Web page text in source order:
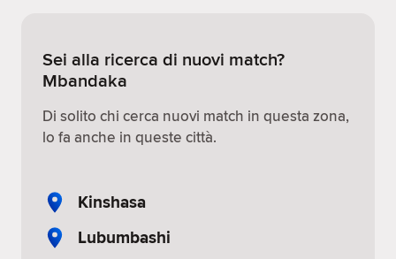
Sei alla ricerca di nuovi match?
Mbandaka
Di solito chi cerca nuovi match in questa zona,
lo fa anche in queste città.
Kinshasa
Lubumbashi